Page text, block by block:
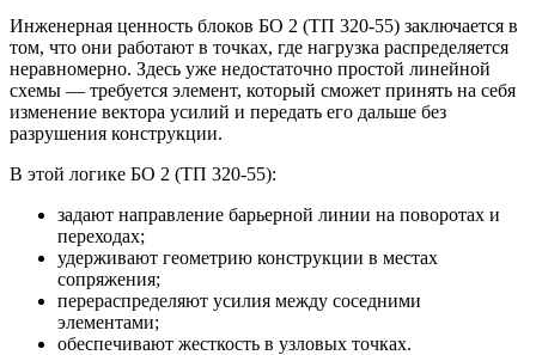
Инженерная ценность блоков БО 2 (ТП 320-55) заключается в
том, что они работают в точках, где нагрузка распределяется
неравномерно. Здесь уже недостаточно простой линейной
схемы — требуется элемент, который сможет принять на себя
изменение вектора усилий и передать его дальше без
разрушения конструкции.
В этой логике БО 2 (ТП 320-55):
задают направление барьерной линии на поворотах и
переходах;
удерживают геометрию конструкции в местах
сопряжения;
перераспределяют усилия между соседними
элементами;
обеспечивают жесткость в узловых точках.